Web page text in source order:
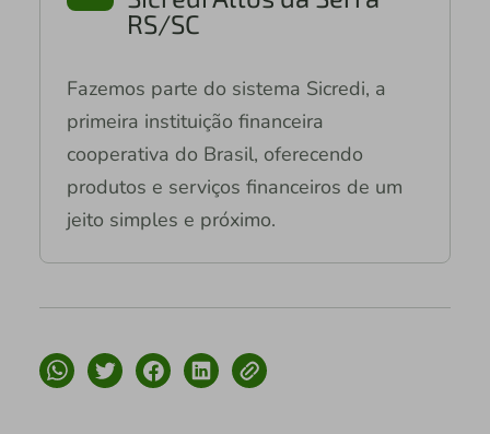
RS/SC
Fazemos parte do sistema Sicredi, a
primeira instituição financeira
cooperativa do Brasil, oferecendo
produtos e serviços financeiros de um
jeito simples e próximo.